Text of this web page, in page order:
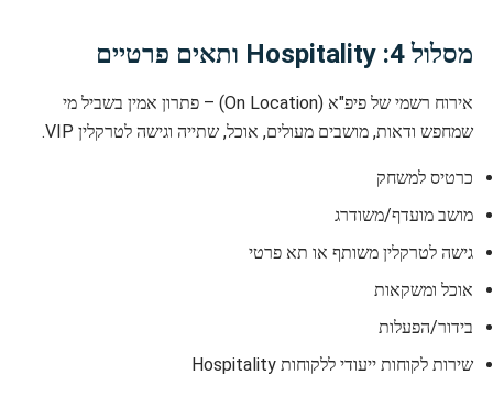
מסלול 4: Hospitality ותאים פרטיים
אירוח רשמי של פיפ"א (On Location) – פתרון אמין בשביל מי
שמחפש ודאות, מושבים מעולים, אוכל, שתייה וגישה לטרקלין VIP.
כרטיס למשחק
מושב מועדף/משודרג
גישה לטרקלין משותף או תא פרטי
אוכל ומשקאות
בידור/הפעלות
שירות לקוחות ייעודי ללקוחות Hospitality